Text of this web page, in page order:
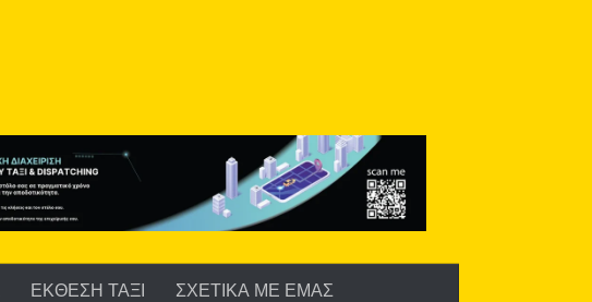
ΕΚΘΕΣΗ ΤΑΞΙ ΣΧΕΤΙΚΑ ΜΕ ΕΜΑΣ